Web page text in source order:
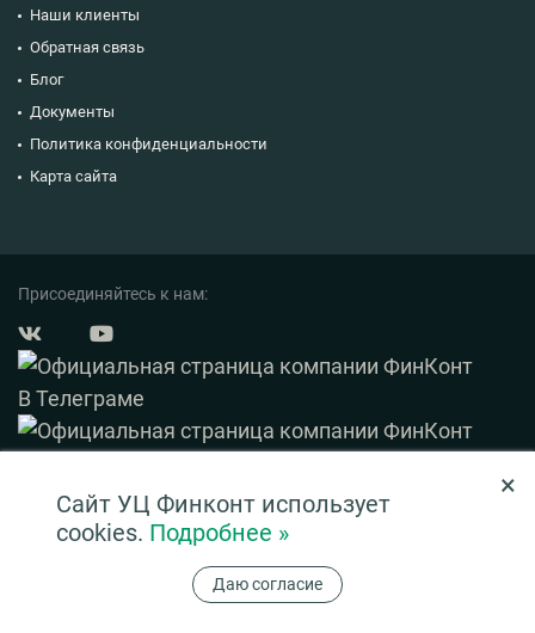
Наши клиенты
Обратная связь
Блог
Документы
Политика конфиденциальности
Карта сайта
Присоединяйтесь к нам:
Нашли ошибку? Выделите ее и нажмите Ctrl+Enter
Информация на сайте ни при каких условиях не является публичной офертой,
определяемой положениями ч. 2 ст. 437 ГК РФ
×
Сайт УЦ Финконт использует
cookies. Подробнее »
Даю согласие